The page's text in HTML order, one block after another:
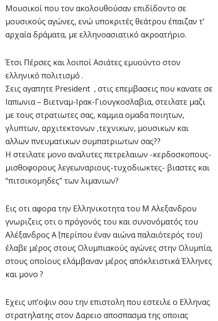
Μουσικοί που τον ακολουθούσαν επιδίδοντο σε
μουσικούς αγώνες, ενώ υποκριτές θεάτρου έπαιζαν τ’
αρχαία δράματα, με ελληνοασιατικό ακροατήριο.
Έτσι Πέρσες και λοιποί Ασιάτες εμυούντο στον
ελληνικό πολιτισμό .
Σεις αγαπητε President , στις επεμβασεις που κανατε σε
Ιαπωνια – Βιετναμ-Ιρακ-Γιουγκοσλαβια, στειλατε μαζι
με τους στρατιωτες σας, καμμια ομαδα ποιητων,
γλυπτων, αρχιτεκτονων ,τεχνικων, μουσικων και
αλλων πνευματικων συμπατριωτων σας??
Η στειλατε μονο αναλυτες πετρελαιων -κερδοσκοπους-
μισθοφορους λεγεωναριους-τυχοδιωκτες- βιαστες και
“πιτσικομηδες” των λιμανιων?
Εις οτι αφορα την Ελληνικοτητα του Μ Αλεξανδρου
γνωριζεις οτι ο πρόγονός του και συνονόματός του
Αλέξανδρος Α΄ (περίπου έναν αιώνα παλαιότερός του)
έλαβε μέρος στους Ολυμπιακούς αγώνες στην Ολυμπία,
στους οποίους ελάμβαναν μέρος απόκλειστικά Έλληνες
και μονο ?
Εχεις υπ’οψιν σου την επιστολη που εστειλε ο Ελληνας
στρατηλατης στον Δαρειο αποσπασμα της οποιας